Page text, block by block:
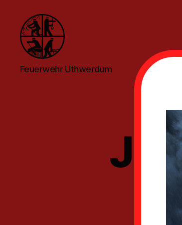
Feuerwehr
Uthwerdum
Feuerwehr Uthwerdum
JF